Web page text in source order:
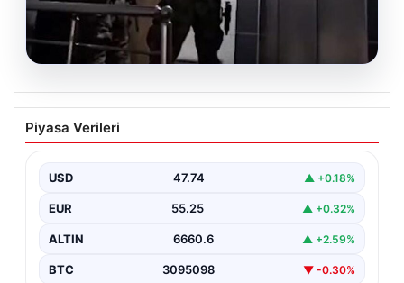
07.08.2026
Elazığ’da Tefecilik ve Milyarlık Vurgun
Çetesi Çözüldü
intihar mektubunda yer alan isimlerin ardından, geniş…
Piyasa Verileri
USD 47.74 ▲ +0.18%
EUR 55.25 ▲ +0.32%
ALTIN 6660.6 ▲ +2.59%
BTC 3095098 ▼ -0.30%